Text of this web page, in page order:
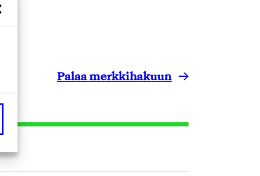
Palaa merkkihakuun